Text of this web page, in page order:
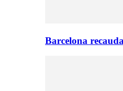
Barcelona